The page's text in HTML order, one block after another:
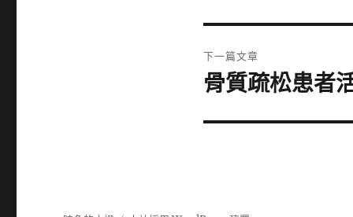
篇
文
章:
下一篇文章
下
篇
骨質疏松患者